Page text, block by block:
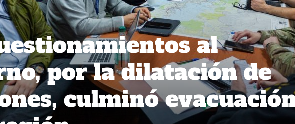
al
por la dilatación de
culminó